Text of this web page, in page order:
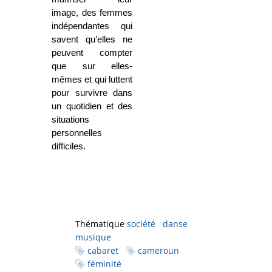
image, des femmes
indépendantes qui
savent qu’elles ne
peuvent compter
que sur elles-
mêmes et qui luttent
pour survivre dans
un quotidien et des
situations
personnelles
difficiles.
Thématique société
danse
musique
cabaret
cameroun
féminité